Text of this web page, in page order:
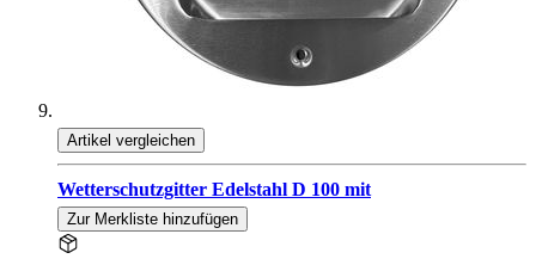
Artikel vergleichen
Wetterschutzgitter Edelstahl D 100 mit
Zur Merkliste hinzufügen